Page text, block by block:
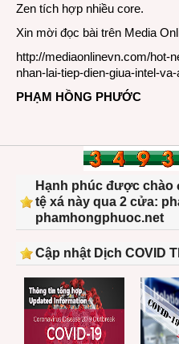
Zen tích hợp nhiều core.
Xin mời đọc bài trên Media
http://mediaonlinevn.com/hot-
nhan-lai-tiep-dien-giua-intel-
PHẠM HỒNG PHƯỚC
Hạnh phúc được chào
tệ xá này qua 2 cửa:
phamhongphuoc.net
Cập nhật Dịch COVID